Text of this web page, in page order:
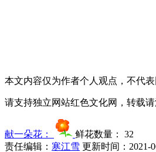
本文内容仅为作者个人观点，不代表
请支持独立网站红色文化网，转载
献一朵花： 鲜花数量： 32
责任编辑： 寒江雪 更新时间：2021-